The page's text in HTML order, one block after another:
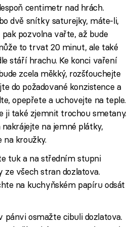
centimetr nad hrách.
dvě snítky saturejky, máte-li,
pozvolna vařte, až bude
to trvat 20 minut, ale také
stáří hrachu. Ke konci vaření
zcela měkký, rozšťouchejte
do požadované konzistence a
opepřete a uchovejte na teple.
ji také zjemnit trochou smetany.
na jemné plátky,
na kroužky.
tuk a na středním stupni
ze všech stran dozlatova.
na kuchyňském papíru odsát
pánvi osmažte cibuli dozlatova.